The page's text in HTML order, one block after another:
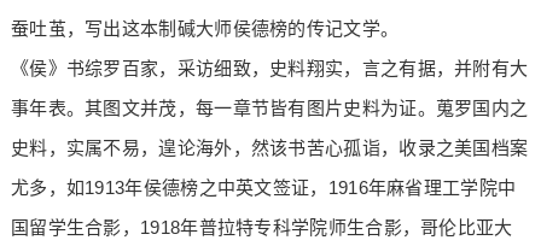
蚕吐茧，写出这本制碱大师侯德榜的传记文学。
《侯》书综罗百家，采访细致，史料翔实，言之有据，并附有大
事年表。其图文并茂，每一章节皆有图片史料为证。蒐罗国内之
史料，实属不易，遑论海外，然该书苦心孤诣，收录之美国档案
尤多，如1913年侯德榜之中英文签证，1916年麻省理工学院中
国留学生合影，1918年普拉特专科学院师生合影，哥伦比亚大